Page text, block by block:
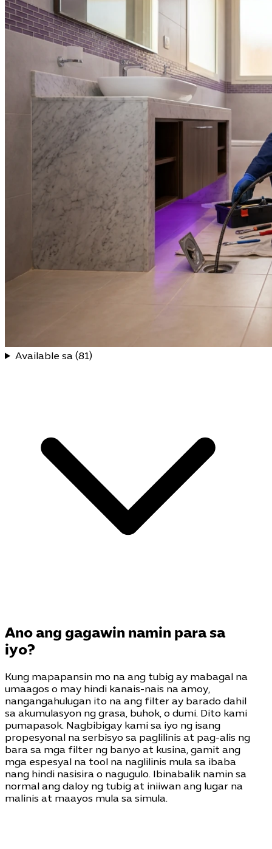
Available sa (81)
Ano ang gagawin namin para sa
iyo?
Kung mapapansin mo na ang tubig ay mabagal na
umaagos o may hindi kanais-nais na amoy,
nangangahulugan ito na ang filter ay barado dahil
sa akumulasyon ng grasa, buhok, o dumi. Dito kami
pumapasok. Nagbibigay kami sa iyo ng isang
propesyonal na serbisyo sa paglilinis at pag-alis ng
bara sa mga filter ng banyo at kusina, gamit ang
mga espesyal na tool na naglilinis mula sa ibaba
nang hindi nasisira o nagugulo. Ibinabalik namin sa
normal ang daloy ng tubig at iniiwan ang lugar na
malinis at maayos mula sa simula.